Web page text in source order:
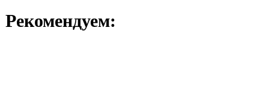
Рекомендуем: